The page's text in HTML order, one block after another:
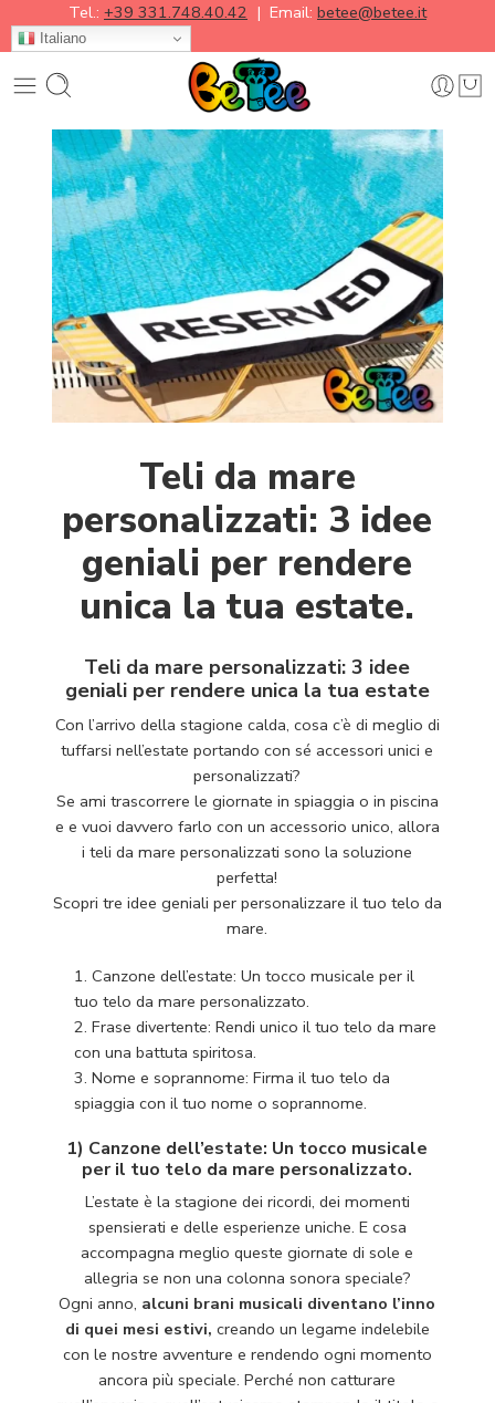
Tel.: +39 331.748.40.42 | Email: betee@betee.it
Italiano
Teli da mare
personalizzati: 3 idee
geniali per rendere
unica la tua estate.
Teli da mare personalizzati: 3 idee
geniali per rendere unica la tua estate
Con l’arrivo della stagione calda, cosa c’è di meglio di
tuffarsi nell’estate portando con sé accessori unici e
personalizzati?
Se ami trascorrere le giornate in spiaggia o in piscina
e e vuoi davvero farlo con un accessorio unico, allora
i teli da mare personalizzati sono la soluzione
perfetta!
Scopri tre idee geniali per personalizzare il tuo telo da
mare.
Canzone dell’estate: Un tocco musicale per il
tuo telo da mare personalizzato.
Frase divertente: Rendi unico il tuo telo da mare
con una battuta spiritosa.
Nome e soprannome: Firma il tuo telo da
spiaggia con il tuo nome o soprannome.
1) Canzone dell’estate: Un tocco musicale
per il tuo telo da mare personalizzato.
L’estate è la stagione dei ricordi, dei momenti
spensierati e delle esperienze uniche. E cosa
accompagna meglio queste giornate di sole e
allegria se non una colonna sonora speciale?
Ogni anno, alcuni brani musicali diventano l’inno
di quei mesi estivi, creando un legame indelebile
con le nostre avventure e rendendo ogni momento
ancora più speciale. Perché non catturare